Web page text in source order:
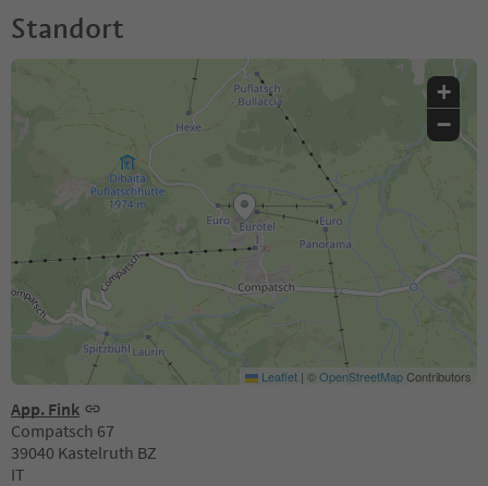
Standort
App. Fink
Compatsch 67
39040 Kastelruth BZ
IT
+
−
Leaflet | ©OpenStreetMapContributors